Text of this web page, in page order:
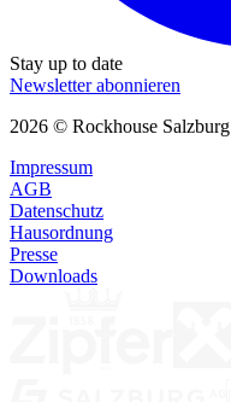
Stay up to date
Newsletter abonnieren
2026 © Rockhouse Salzburg
Impressum
AGB
Datenschutz
Hausordnung
Presse
Downloads